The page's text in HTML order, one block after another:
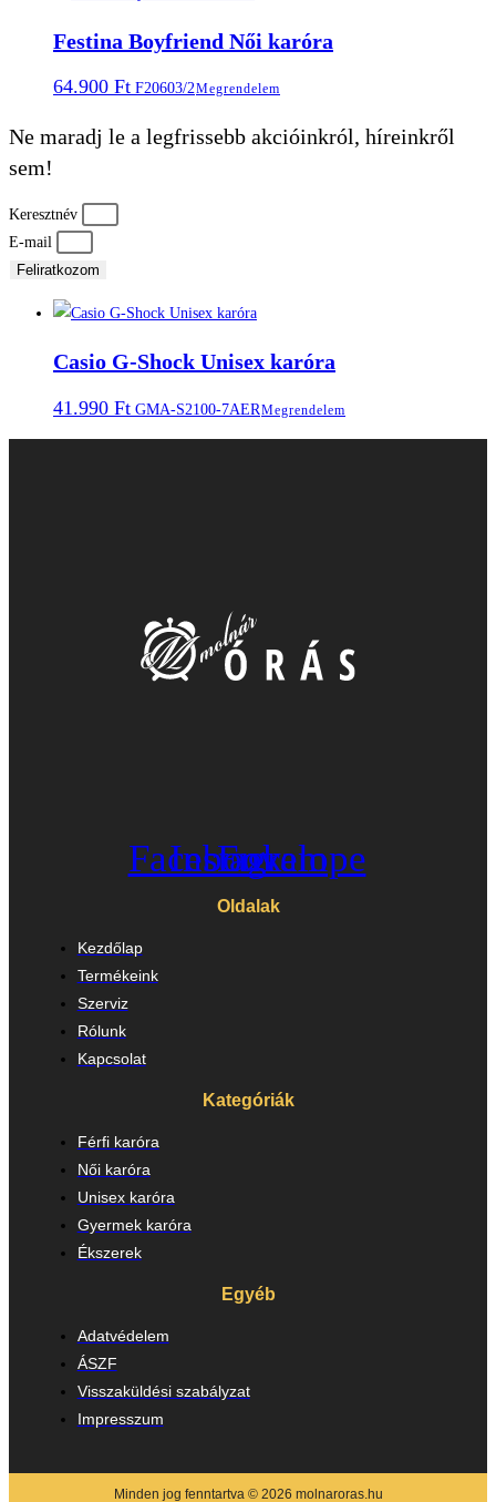
Festina Boyfriend Női karóra
64.900 Ft F20603/2Megrendelem
Ne maradj le a legfrissebb akcióinkról, híreinkről
sem!
Keresztnév
E-mail
Feliratkozom
Casio G-Shock Unisex karóra
41.990 Ft GMA-S2100-7AERMegrendelem
Facebook
Instagram
Envelope
Oldalak
Kezdőlap
Termékeink
Szerviz
Rólunk
Kapcsolat
Kategóriák
Férfi karóra
Női karóra
Unisex karóra
Gyermek karóra
Ékszerek
Egyéb
Adatvédelem
ÁSZF
Visszaküldési szabályzat
Impresszum
Minden jog fenntartva © 2026 molnaroras.hu